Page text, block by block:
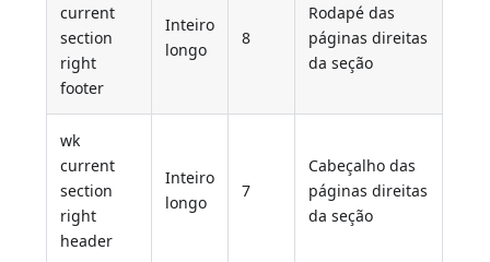
current
section
right
footer
Inteiro
longo
8
Rodapé das
páginas direitas
da seção
wk
current
section
right
header
Inteiro
longo
7
Cabeçalho das
páginas direitas
da seção